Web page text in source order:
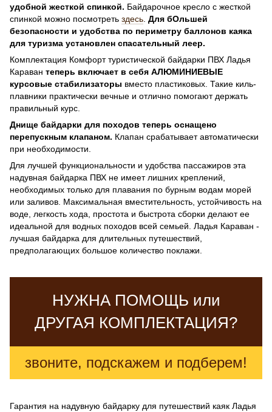
удобной жесткой спинкой. Байдарочное кресло с жесткой
спинкой можно посмотреть здесь Для бОльшей
безопасности и удобства по периметру баллонов каяка
для туризма установлен спасательный леер.
Комплектация Комфорт туристической байдарки ПВХ Ладья
Караван теперь включает в себя АЛЮМИНИЕВЫЕ
курсовые стабилизаторы вместо пластиковых. Такие киль-
плавники практически вечные и отлично помогают держать
правильный курс.
Днище байдарки для походов теперь оснащено
перепускным клапаном. Клапан срабатывает автоматически
при необходимости.
Для лучшей функциональности и удобства пассажиров эта
надувная байдарка ПВХ не имеет лишних креплений,
необходимых только для плавания по бурным водам морей
или заливов. Максимальная вместительность, устойчивость на
воде, легкость хода, простота и быстрота сборки делают ее
идеальной для водных походов всей семьей. Ладья Караван -
лучшая байдарка для длительных путешествий,
предполагающих большое количество поклажи.
НУЖНА ПОМОЩЬ или
ДРУГАЯ КОМПЛЕКТАЦИЯ?
звоните, подскажем и подберем!
Гарантия на надувную байдарку для путешествий каяк Ладья